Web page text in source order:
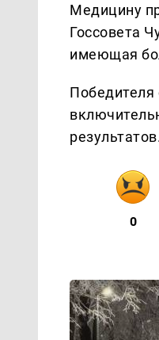
Медицину
Госсовета
имеющая
Победителя
0